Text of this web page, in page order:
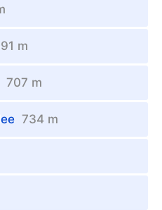
m
707 m
734 m